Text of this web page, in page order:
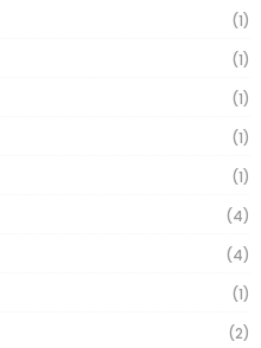
(1)
(1)
(1)
(1)
(1)
(4)
(4)
(1)
(2)